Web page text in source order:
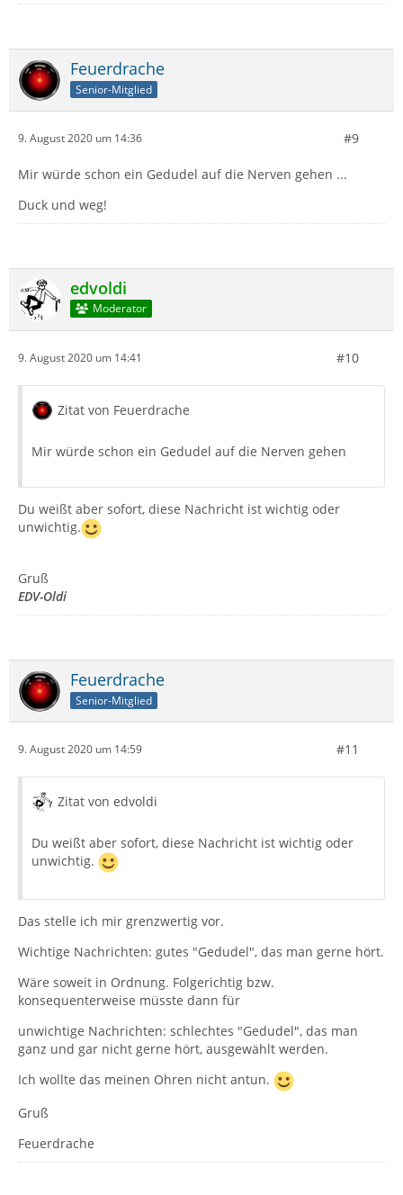
Feuerdrache
Senior-Mitglied
9. August 2020 um 14:36 #9
Mir würde schon ein Gedudel auf die Nerven gehen ...
Duck und weg!
edvoldi
Moderator
9. August 2020 um 14:41 #10
Zitat von Feuerdrache
Mir würde schon ein Gedudel auf die Nerven gehen
Du weißt aber sofort, diese Nachricht ist wichtig oder
unwichtig.
Gruß
EDV-Oldi
Feuerdrache
Senior-Mitglied
9. August 2020 um 14:59 #11
Zitat von edvoldi
Du weißt aber sofort, diese Nachricht ist wichtig oder
unwichtig.
Das stelle ich mir grenzwertig vor.
Wichtige Nachrichten: gutes "Gedudel", das man gerne hört.
Wäre soweit in Ordnung. Folgerichtig bzw.
konsequenterweise müsste dann für
unwichtige Nachrichten: schlechtes "Gedudel", das man
ganz und gar nicht gerne hört, ausgewählt werden.
Ich wollte das meinen Ohren nicht antun.
Gruß
Feuerdrache